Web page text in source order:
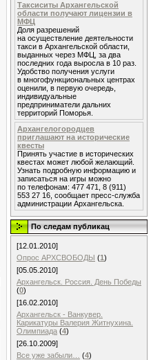
Таксиситы Архангельской
области получают лицензии в
МФЦ
Доля разрешений
на осуществление деятельности
такси в Архангельской области,
выданных через МФЦ, за два
последних года выросла в 10 раз.
Удобство получения услуги
в многофункциональных центрах
оценили, в первую очередь,
индивидуальные
предприниматели дальних
территорий Поморья.
Архангелогородцев
приглашают на исторические
квесты
Принять участие в исторических
квестах может любой желающий.
Узнать подробную информацию и
записаться на игры можно
по телефонам: 477 471, 8 (911)
553 27 16, сообщает пресс-служба
администрации Архангельска.
По следам публикац
[12.01.2010]
Опрос АРХСВОБОДЫ (1)
[05.05.2010]
Архангельск. Россия. День Побeды
(0)
[16.02.2010]
Архангельск - Ванкувер.
Карикатуры Валерия Житнухина.
Олимпиада (4)
[26.10.2009]
Все уже забыли…
(4)